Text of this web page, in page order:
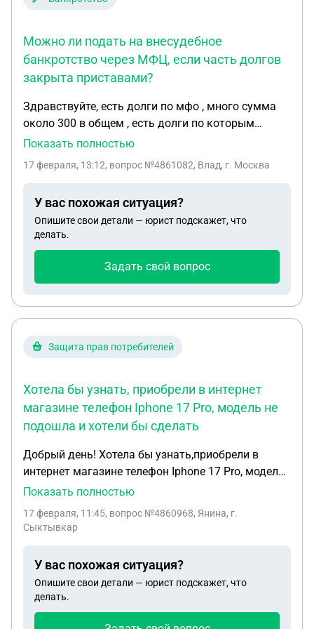
Можно ли подать на внесудебное
банкротство через МФЦ, если часть долгов
закрыта приставами?
Здравствуйте, есть долги по мфо , много сумма
около 300 в общем , есть долги по которым
пристав прекратил взыскание , и есть
проданные коллекторам , вот устал от этого и
чтобы хоть немного облегчить ситуацию, ибо
полностью все я буду долго выплачивать
наверное года два уйдет минимум , могу ли я
долгам которые закрыты приставами то есть
внесудебное банкротство хотя бы по этим долгам
работы и жилье одно только , думал хотя бы
банкротство выйдет так же наверное как все мои
долги
Показать полностью
17 февраля, 13:12, вопрос №4861082, Влад, г. Москва
У вас похожая ситуация?
Опишите свои детали — юрист подскажет, что
делать.
Задать свой вопрос
Защита прав потребителей
Хотела бы узнать, приобрели в интернет
магазине телефон Iphone 17 Pro, модель не
подошла и хотели бы сделать
Добрый день! Хотела бы узнать,приобрели в
интернет магазине телефон Iphone 17 Pro, модель
не подошла и хотели бы сделать возврат.Никаких
не передали,чека также не было,есть только чек
активирован,и даже если бы мы вскрыли
упаковку и минуту бы телефон был включен,он
считается уже б/у хотя телефон доставлял курьер
Яндекса,то есть дистанционно.Заранее никто не
Показать полностью
17 февраля, 11:45, вопрос №4860968, Янина, г.
Сыктывкар
У вас похожая ситуация?
Опишите свои детали — юрист подскажет, что
делать.